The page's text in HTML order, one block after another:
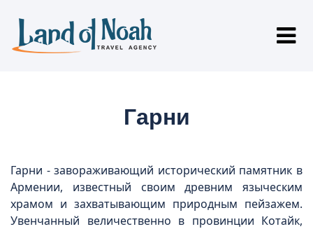
Гарни
Гарни - завораживающий исторический памятник в
Армении, известный своим древним языческим
храмом и захватывающим природным пейзажем.
Увенчанный величественно в провинции Котайк,